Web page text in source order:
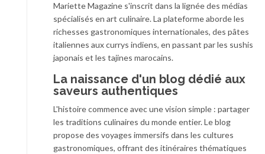
Mariette Magazine s'inscrit dans la lignée des médias
spécialisés en art culinaire. La plateforme aborde les
richesses gastronomiques internationales, des pâtes
italiennes aux currys indiens, en passant par les sushis
japonais et les tajines marocains.
La naissance d'un blog dédié aux
saveurs authentiques
L'histoire commence avec une vision simple : partager
les traditions culinaires du monde entier. Le blog
propose des voyages immersifs dans les cultures
gastronomiques, offrant des itinéraires thématiques